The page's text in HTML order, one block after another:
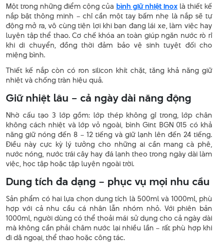
Một trong những điểm cộng của bình giữ nhiệt inoxlà thiết kế
nắp bật thông minh – chỉ cần một tay bấm nhẹ là nắp sẽ tự
động mở ra, vô cùng tiện lợi khi bạn đang lái xe, làm việc hay
luyện tập thể thao. Cơ chế khóa an toàn giúp ngăn nước rò rỉ
khi di chuyển, đồng thời đảm bảo vệ sinh tuyệt đối cho
miệng bình.
Thiết kế nắp còn có ron silicon khít chặt, tăng khả năng giữ
nhiệt và chống tràn hiệu quả.
Giữ nhiệt lâu – cả ngày dài năng động
Nhờ cấu tạo 3 lớp gồm: lớp thép không gỉ trong, lớp chân
không cách nhiệt và lớp vỏ ngoài, bình Gint BGN 015 có khả
năng giữ nóng đến 8 – 12 tiếng và giữ lạnh lên đến 24 tiếng.
Điều này cực kỳ lý tưởng cho những ai cần mang cà phê,
nước nóng, nước trái cây hay đá lạnh theo trong ngày dài làm
việc, học tập hoặc tập luyện ngoài trời.
Dung tích đa dạng – phục vụ mọi nhu cầu
Sản phẩm có hai lựa chọn dung tích là 500ml và 1000ml, phù
hợp với cả nhu cầu cá nhân lẫn nhóm nhỏ. Với phiên bản
1000ml, người dùng có thể thoải mái sử dụng cho cả ngày dài
mà không cần phải châm nước lại nhiều lần – rất phù hợp khi
đi dã ngoại, thể thao hoặc công tác.